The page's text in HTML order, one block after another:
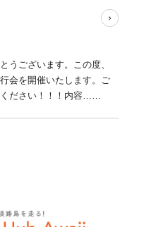
うございます。この度、
会を開催いたします。ご
ください！！！内容……